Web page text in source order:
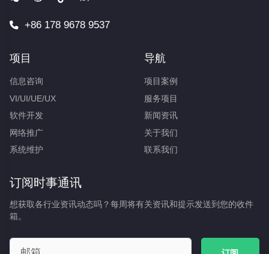
+86 178 9678 9537
项目
信息咨询
VI/UI/UE/UX
软件开发
网络推广
系统维护
导航
项目案例
服务项目
新闻资讯
关于我们
联系我们
订阅时事通讯
想获取各行业资讯动态吗？每周将有关资讯和提示发送到您的收件
箱。